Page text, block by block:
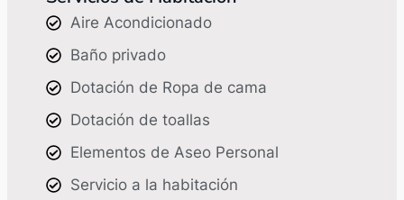
Aire Acondicionado
Baño privado
Dotación de Ropa de cama
Dotación de toallas
Elementos de Aseo Personal
Servicio a la habitación